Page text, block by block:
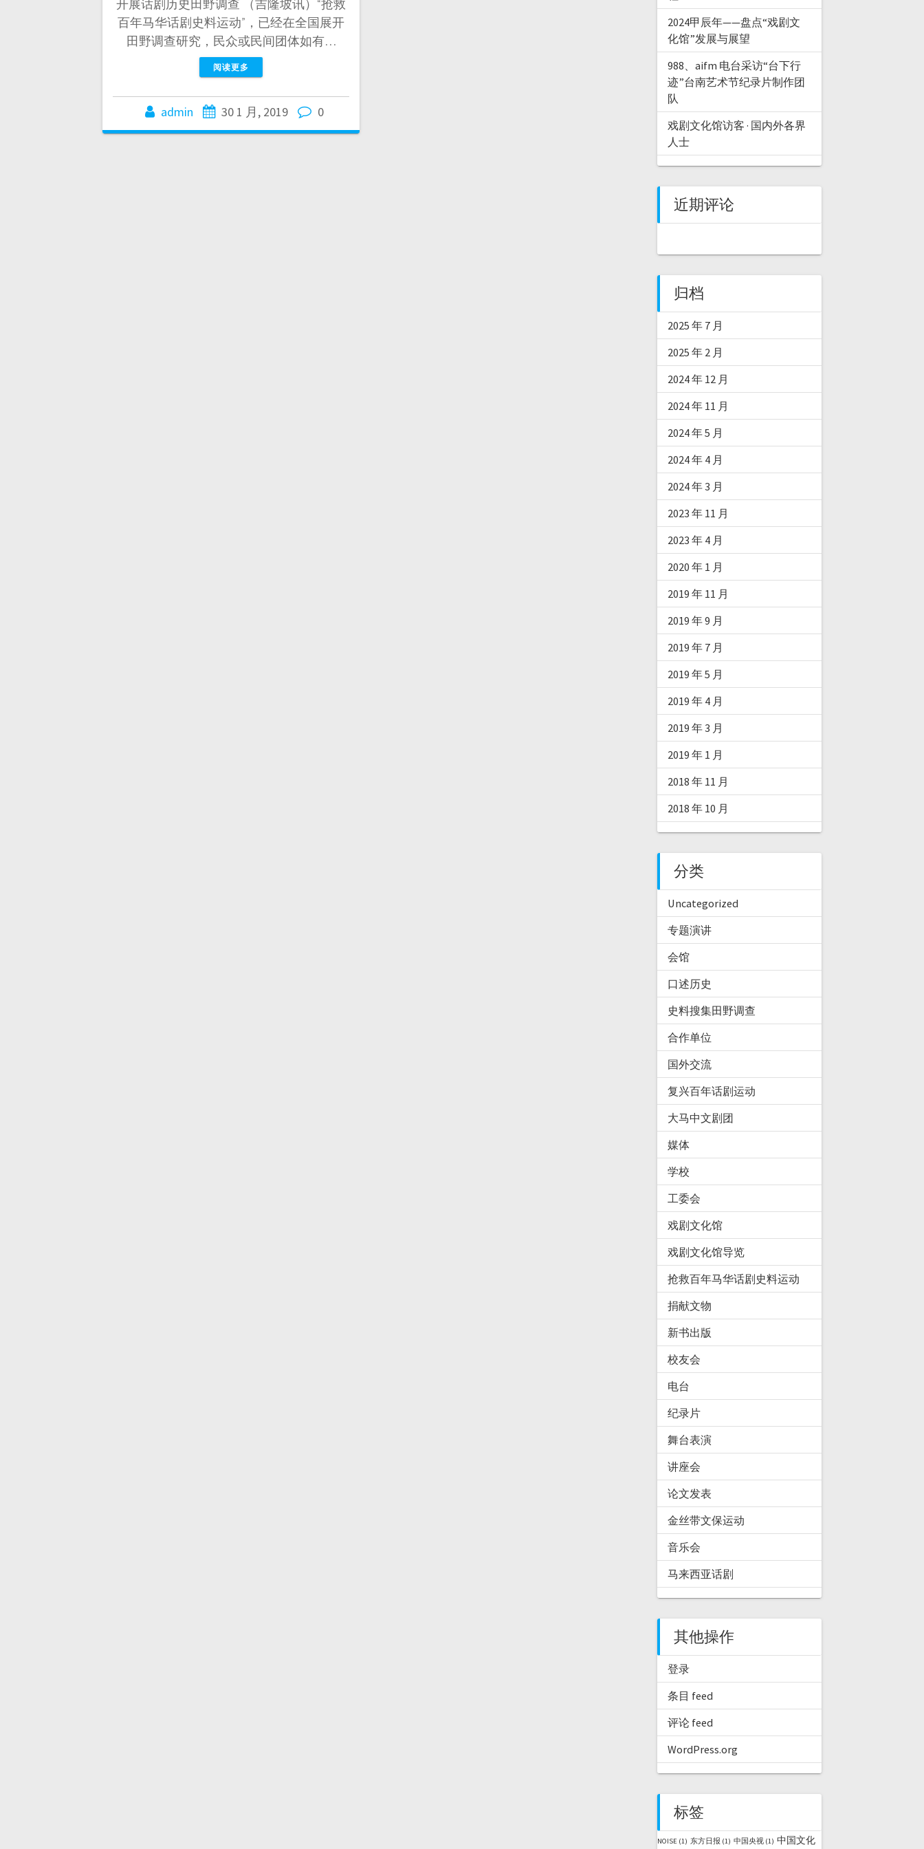
开展话剧历史田野调查 （吉隆坡讯）“抢救
百年马华话剧史料运动”，已经在全国展开
田野调查研究，民众或民间团体如有…
阅读更多
admin 30 1 月, 2019 0
2024甲辰年——盘点“戏剧文
化馆”发展与展望
988、aifm 电台采访“台下行
迹”台南艺术节纪录片制作团
队
戏剧文化馆访客 · 国内外各界
人士
近期评论
归档
2025 年 7 月
2025 年 2 月
2024 年 12 月
2024 年 11 月
2024 年 5 月
2024 年 4 月
2024 年 3 月
2023 年 11 月
2023 年 4 月
2020 年 1 月
2019 年 11 月
2019 年 9 月
2019 年 7 月
2019 年 5 月
2019 年 4 月
2019 年 3 月
2019 年 1 月
2018 年 11 月
2018 年 10 月
分类
Uncategorized
专题演讲
会馆
口述历史
史料搜集田野调查
合作单位
国外交流
复兴百年话剧运动
大马中文剧团
媒体
学校
工委会
戏剧文化馆
戏剧文化馆导览
抢救百年马华话剧史料运动
捐献文物
新书出版
校友会
电台
纪录片
舞台表演
讲座会
论文发表
金丝带文保运动
音乐会
马来西亚话剧
其他操作
登录
条目 feed
评论 feed
WordPress.org
标签
NOISE(1) 东方日报 (1) 中国央视(1) 中国文化